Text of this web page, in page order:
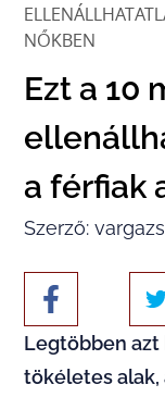
NŐKBEN
Ezt a 10
a férfiak
Szerző:
Legtöbben azt
tökéletes alak,